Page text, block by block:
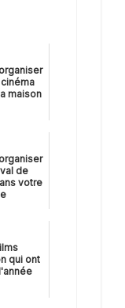
maison
de
votre
qui ont